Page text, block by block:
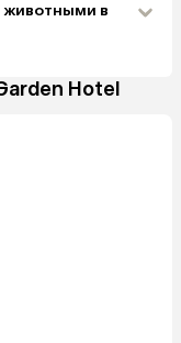
в
Hotel